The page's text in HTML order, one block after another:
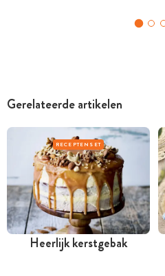
Gerelateerde artikelen
RECEPTENSET
Heerlijk kerstgebak